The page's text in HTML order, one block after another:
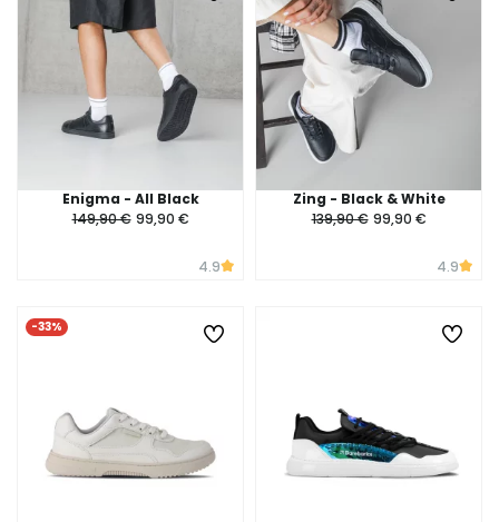
Enigma - All Black
149,90 € 99,90 €
4.9
Zing - Black & White
139,90 € 99,90 €
4.9
-33%